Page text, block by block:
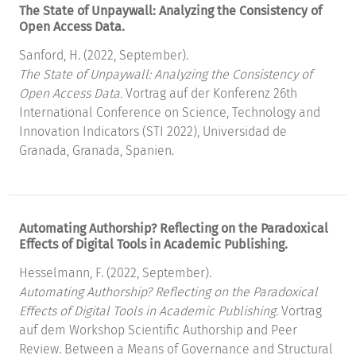
The State of Unpaywall: Analyzing the Consistency of
Open Access Data.
Sanford, H. (2022, September).
The State of Unpaywall: Analyzing the Consistency of
Open Access Data. Vortrag auf der Konferenz 26th
International Conference on Science, Technology and
Innovation Indicators (STI 2022), Universidad de
Granada, Granada, Spanien.
Automating Authorship? Reflecting on the Paradoxical
Effects of Digital Tools in Academic Publishing.
Hesselmann, F. (2022, September).
Automating Authorship? Reflecting on the Paradoxical
Effects of Digital Tools in Academic Publishing. Vortrag
auf dem Workshop Scientific Authorship and Peer
Review. Between a Means of Governance and Structural